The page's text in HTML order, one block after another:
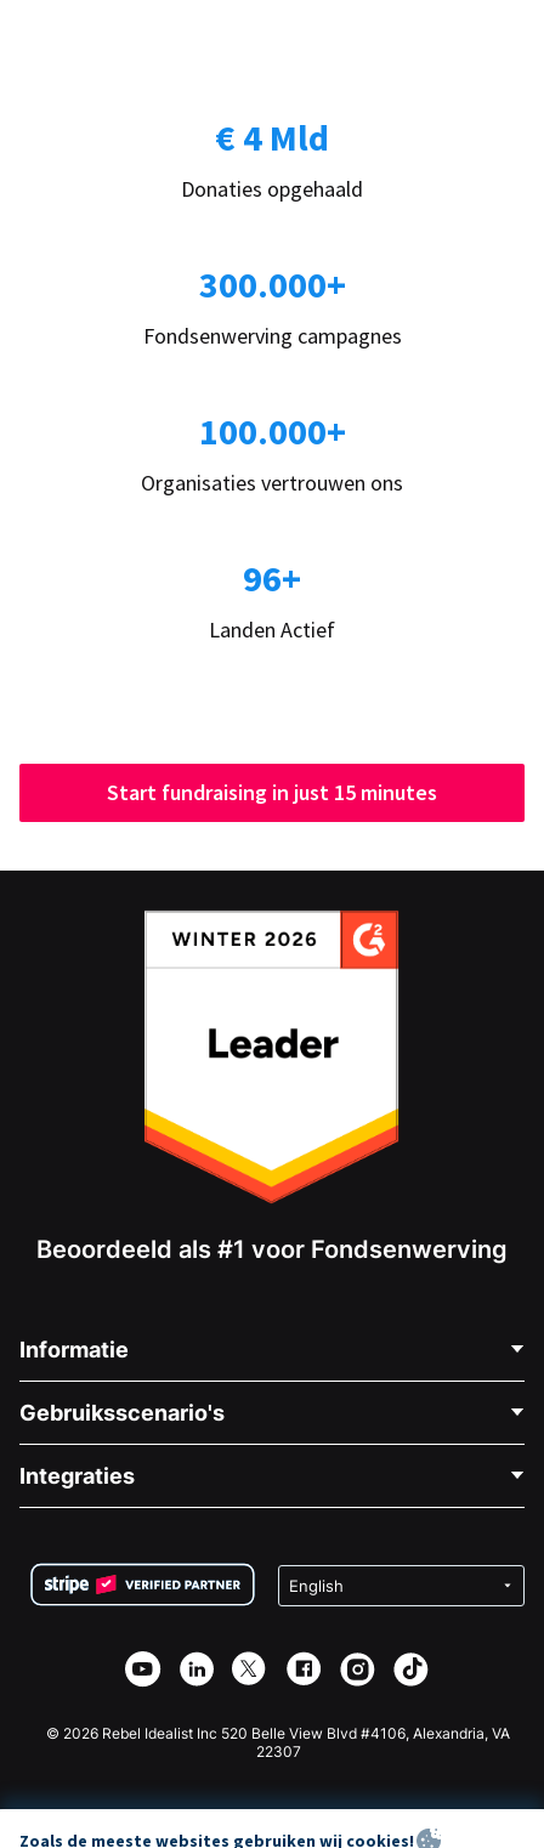
€ 4 Mld
Donaties opgehaald
300.000+
Fondsenwerving campagnes
100.000+
Organisaties vertrouwen ons
96+
Landen Actief
Start fundraising in just 15 minutes
Beoordeeld als #1 voor Fondsenwerving
Informatie
Over Ons
Vacatures
Privacy
Affiliate Partnerschap
Gebruiksscenario's
Medische Fondsenwerving
Goede Doelen Fondsenwerving
Integraties
Wix Donatie Plugin
Webflow Donatie App
Joomla Donatie
© 2026 Rebel Idealist Inc 520 Belle View Blvd #4106, Alexandria, VA
22307
Zoals de meeste websites gebruiken wij cookies!